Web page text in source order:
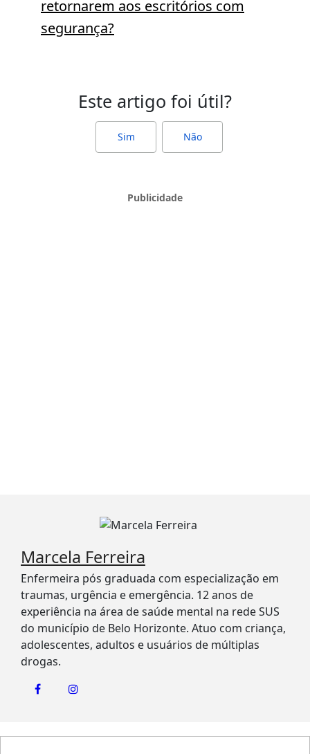
retornarem aos escritórios com
segurança?
Este artigo foi útil?
Sim Não
Marcela Ferreira
Enfermeira pós graduada com especialização em
traumas, urgência e emergência. 12 anos de
experiência na área de saúde mental na rede SUS
do município de Belo Horizonte. Atuo com criança,
adolescentes, adultos e usuários de múltiplas
drogas.